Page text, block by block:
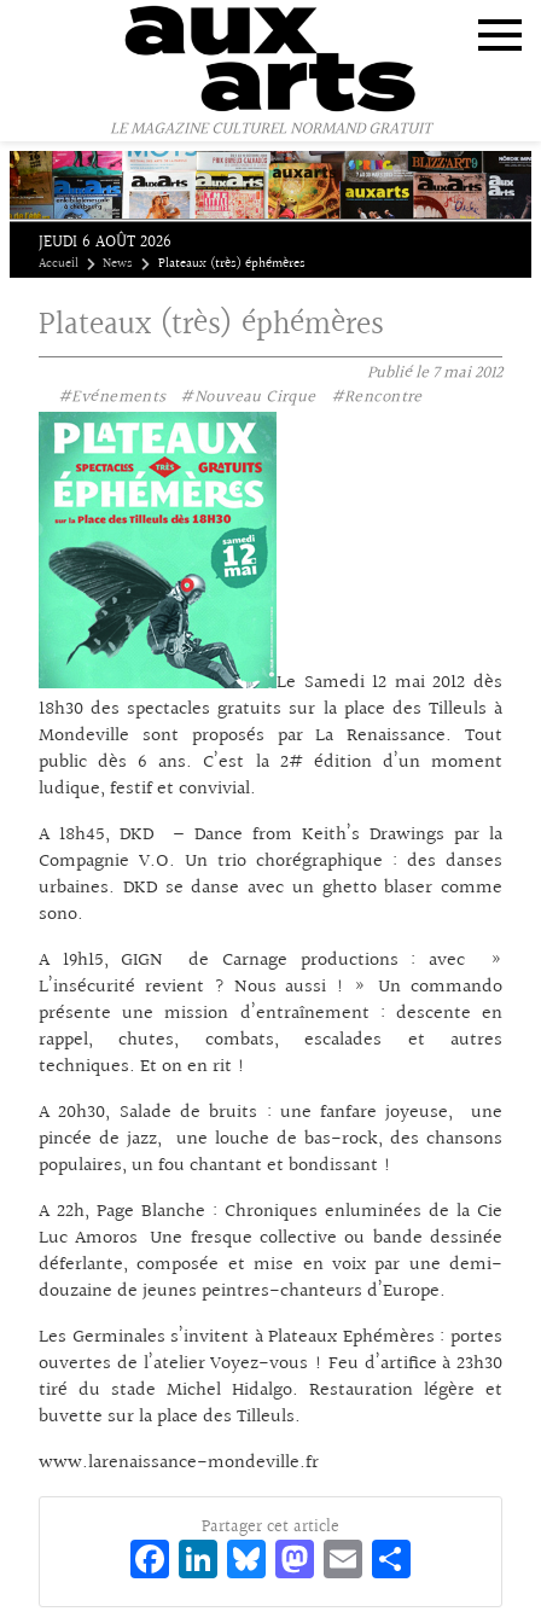
LE MAGAZINE CULTUREL NORMAND GRATUIT
JEUDI 6 AOÛT 2026
Accueil News Plateaux (très) éphémères
Plateaux (très) éphémères
Publié le7 mai 2012
#Evénements
#Nouveau Cirque #Rencontre
Le Samedi 12 mai 2012 dès
18h30 des spectacles gratuits sur la place des Tilleuls à
Mondeville sont proposés par La Renaissance. Tout
public dès 6 ans. C’est la 2# édition d’un moment
ludique, festif et convivial.
A 18h45, DKD – Dance from Keith’s Drawings par la
Compagnie V.O. Un trio chorégraphique : des danses
urbaines. DKD se danse avec un ghetto blaser comme
sono.
A 19h15, GIGN de Carnage productions : avec »
L’insécurité revient ? Nous aussi ! » Un commando
présente une mission d’entraînement : descente en
rappel, chutes, combats, escalades et autres
techniques. Et on en rit !
A 20h30, Salade de bruits : une fanfare joyeuse, une
pincée de jazz, une louche de bas-rock, des chansons
populaires, un fou chantant et bondissant !
A 22h, Page Blanche : Chroniques enluminées de la Cie
Luc Amoros Une fresque collective ou bande dessinée
déferlante, composée et mise en voix par une demi-
douzaine de jeunes peintres-chanteurs d’Europe.
Les Germinales s’invitent à Plateaux Ephémères : portes
ouvertes de l’atelier Voyez-vous ! Feu d’artifice à 23h30
tiré du stade Michel Hidalgo. Restauration légère et
buvette sur la place des Tilleuls.
www.larenaissance-mondeville.fr
Partager cet article
Fa
ce
Li
n
Bl
ue
M
as
E
m rt
Panneau de gestion des cookies